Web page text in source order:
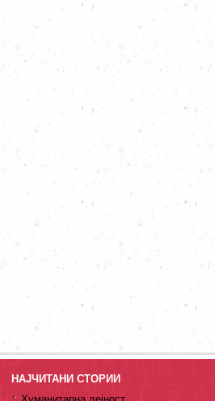
НАЈЧИТАНИ СТОРИИ